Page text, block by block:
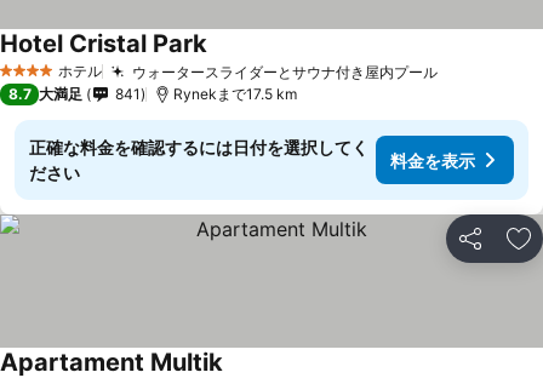
4 ホテルのランク
ホテル ウォータースライダーとサウナ付き屋内プール
Hotel Cristal Park
8.7 大満足 841 Rynekまで17.5 km
正確な料金を確認するには日付を選択してく
ださい
料金を表示
シェア お
Apartament Multik